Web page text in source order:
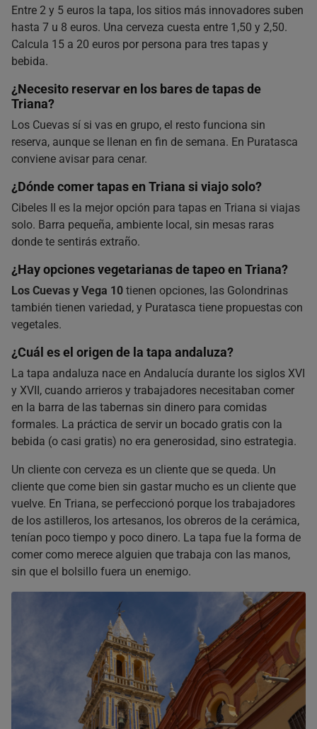
Entre 2 y 5 euros la tapa, los sitios más innovadores suben
hasta 7 u 8 euros. Una cerveza cuesta entre 1,50 y 2,50.
Calcula 15 a 20 euros por persona para tres tapas y
bebida.
¿Necesito reservar en los bares de tapas de
Triana?
Los Cuevas sí si vas en grupo, el resto funciona sin
reserva, aunque se llenan en fin de semana. En Puratasca
conviene avisar para cenar.
¿Dónde comer tapas en Triana si viajo solo?
Cibeles II es la mejor opción para tapas en Triana si viajas
solo. Barra pequeña, ambiente local, sin mesas raras
donde te sentirás extraño.
¿Hay opciones vegetarianas de tapeo en Triana?
Los Cuevas y Vega 10 tienen opciones, las Golondrinas
también tienen variedad, y Puratasca tiene propuestas con
vegetales.
¿Cuál es el origen de la tapa andaluza?
La tapa andaluza nace en Andalucía durante los siglos XVI
y XVII, cuando arrieros y trabajadores necesitaban comer
en la barra de las tabernas sin dinero para comidas
formales. La práctica de servir un bocado gratis con la
bebida (o casi gratis) no era generosidad, sino estrategia.
Un cliente con cerveza es un cliente que se queda. Un
cliente que come bien sin gastar mucho es un cliente que
vuelve. En Triana, se perfeccionó porque los trabajadores
de los astilleros, los artesanos, los obreros de la cerámica,
tenían poco tiempo y poco dinero. La tapa fue la forma de
comer como merece alguien que trabaja con las manos,
sin que el bolsillo fuera un enemigo.